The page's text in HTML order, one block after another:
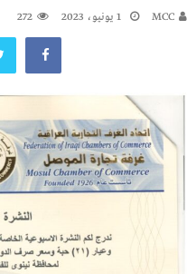
MCC 1 يونيو، 2023 272